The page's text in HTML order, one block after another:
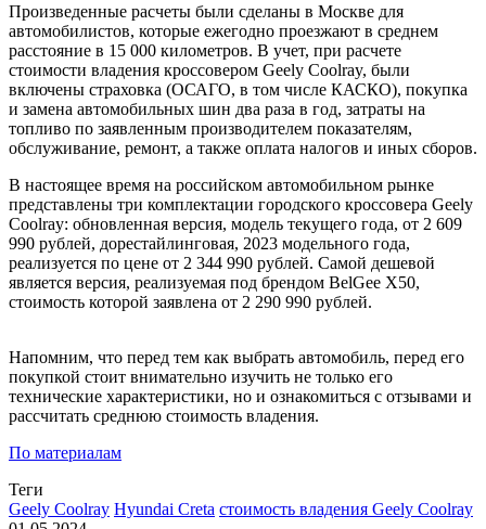
Произведенные расчеты были сделаны в Москве для
автомобилистов, которые ежегодно проезжают в среднем
расстояние в 15 000 километров. В учет, при расчете
стоимости владения кроссовером Geely Coolray, были
включены страховка (ОСАГО, в том числе КАСКО), покупка
и замена автомобильных шин два раза в год, затраты на
топливо по заявленным производителем показателям,
обслуживание, ремонт, а также оплата налогов и иных сборов.
В настоящее время на российском автомобильном рынке
представлены три комплектации городского кроссовера Geely
Coolray: обновленная версия, модель текущего года, от 2 609
990 рублей, дорестайлинговая, 2023 модельного года,
реализуется по цене от 2 344 990 рублей. Самой дешевой
является версия, реализуемая под брендом BelGee X50,
стоимость которой заявлена от 2 290 990 рублей.
Напомним, что перед тем как выбрать автомобиль, перед его
покупкой стоит внимательно изучить не только его
технические характеристики, но и ознакомиться с отзывами и
рассчитать среднюю стоимость владения.
По материалам
Теги
Geely Coolray Hyundai Creta стоимость владения Geely Coolray